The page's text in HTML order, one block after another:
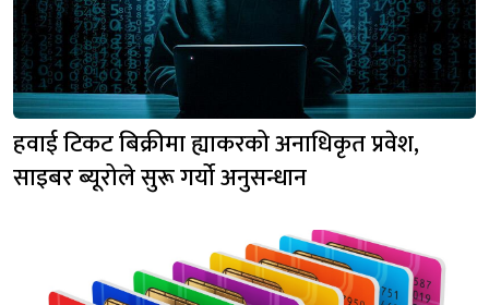
हवाई टिकट बिक्रीमा ह्याकरको अनाधिकृत प्रवेश,
साइबर ब्यूरोले सुरू गर्यो अनुसन्धान